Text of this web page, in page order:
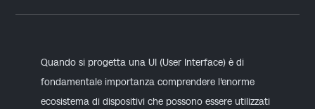
Quando si progetta una UI (User Interface)è di
fondamentale importanza comprendere l'enorme
ecosistema di dispositivi che possono essere utilizzati